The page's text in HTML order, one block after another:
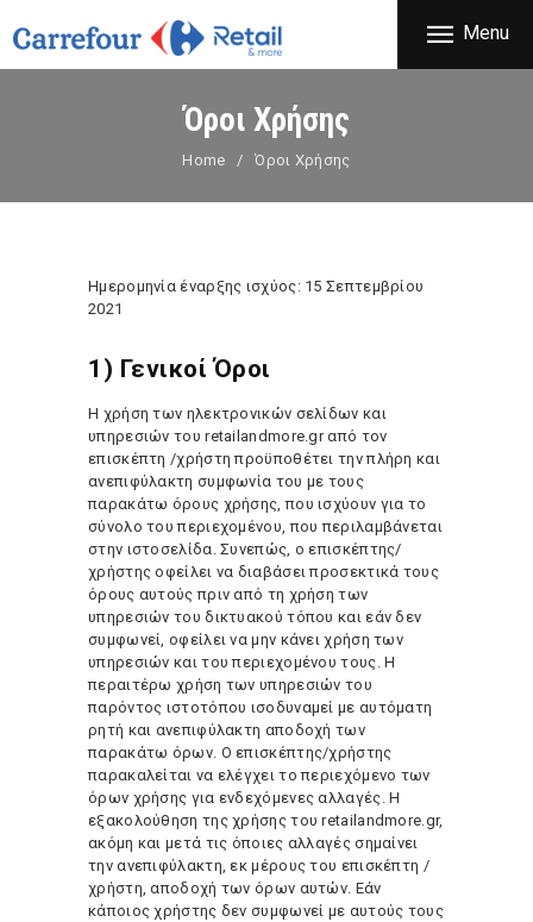
Menu
Όροι Χρήσης
Home Όροι Χρήσης
CARREFOUR
ΕΤΑΙΡΕΙΑ
ΠΡΟΪΟΝΤΑ
ΚΑΤΑΣΤΗΜΑΤΑ
ΠΡΟΣΦΟΡΕΣ
ΕΠΙΚΟΙΝΩΝΙΑ
Ημερομηνία έναρξης ισχύος: 15 Σεπτεμβρίου
2021
1) Γενικοί Όροι
Η χρήση των ηλεκτρονικών σελίδων και
υπηρεσιών του retailandmore.gr από τον
επισκέπτη /χρήστη προϋποθέτει την πλήρη και
ανεπιφύλακτη συμφωνία του με τους
παρακάτω όρους χρήσης, που ισχύουν για το
σύνολο του περιεχομένου, που περιλαμβάνεται
στην ιστοσελίδα. Συνεπώς, ο επισκέπτης/
χρήστης οφείλει να διαβάσει προσεκτικά τους
όρους αυτούς πριν από τη χρήση των
υπηρεσιών του δικτυακού τόπου και εάν δεν
συμφωνεί, οφείλει να μην κάνει χρήση των
υπηρεσιών και του περιεχομένου τους. Η
περαιτέρω χρήση των υπηρεσιών του
παρόντος ιστοτόπου ισοδυναμεί με αυτόματη
ρητή και ανεπιφύλακτη αποδοχή των
παρακάτω όρων. Ο επισκέπτης/χρήστης
παρακαλείται να ελέγχει το περιεχόμενο των
όρων χρήσης για ενδεχόμενες αλλαγές. Η
εξακολούθηση της χρήσης του retailandmore.gr,
ακόμη και μετά τις όποιες αλλαγές σημαίνει
την ανεπιφύλακτη, εκ μέρους του επισκέπτη /
χρήστη, αποδοχή των όρων αυτών. Εάν
κάποιος χρήστης δεν συμφωνεί με αυτούς τους